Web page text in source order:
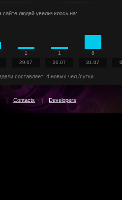
сайте людей увеличилось на:
1
29.07
1
30.07
8
31.07
составляет: 4 новых чел./сутки
Contacts Developers